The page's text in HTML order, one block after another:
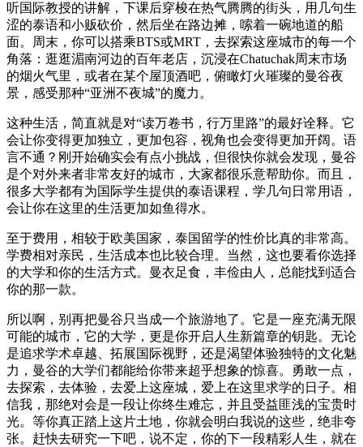
听国际教授的讲解，下课后穿梭在热气腾腾的街头，用几句生
涩的泰语和小贩砍价，然后坐在路边摊，嗦着一碗地道的船
面。周末，你可以搭乘BTS或MRT，去探索这座城市的每一个
角落：逛逛湄南河边的百年老店，沉浸在Chatuchak周末市场
的烟火气里，或者在某个屋顶酒吧，俯瞰灯火璀璨的曼谷夜
景，感受那种“亚洲不夜城”的魔力。
这种生活，简直就是对“读万卷书，行万里路”的最好诠释。它
会让你变得更加独立，更加包容，视角也会变得更加开阔。语
言不通？刚开始确实会有点小挑战，但很快你就会发现，曼谷
是个对外来者非常友好的城市，大家都很乐意帮助你。而且，
很多大学都有为国际学生提供的泰语课程，学几句日常用语，
会让你在这里的生活更加如鱼得水。
至于费用，相较于欧美国家，泰国留学的性价比真的非常高。
学费相对亲民，生活成本也比较合理。当然，这也要看你选择
的大学和你的生活方式。曼衣足食，丰俭由人，总能找到适合
你的那一款。
所以啊，别再把曼谷只当成一个旅游地了。它是一座充满无限
可能的城市，它的大学，更是你开启人生新篇章的钥匙。无论
是追求学术卓越、拓展国际视野，还是渴望体验独特的文化魅
力，曼谷的大学们都能给你带来超乎想象的惊喜。勇敢一点，
去探索，去体验，去爱上这座城，爱上在这里求学的日子。相
信我，那绝对会是一段让你终生难忘，并且受益匪浅的宝贵时
光。等你真正踏上这片土地，你就会明白我说的这些，绝非夸
张。赶快去研究一下吧，说不定，你的下一段精彩人生，就在